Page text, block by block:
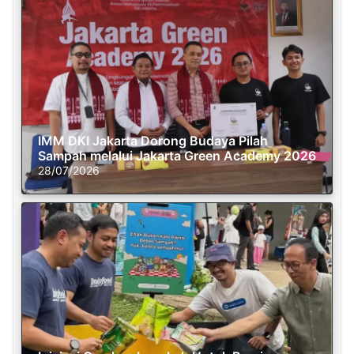
IMM DKI Jakarta Dorong Budaya Pilah
Sampah melalui Jakarta Green Academy 2026
28/07/2026